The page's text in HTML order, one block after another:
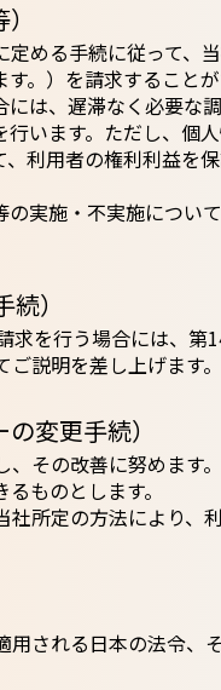
める手続に従って、
。）を請求することが
は、遅滞なく必要な
います。ただし、個
利用者の権利利益を
実施・不実施につい
）
求を行う場合には、
説明を差し上げます。
変更手続）
その改善に努めま
ものとします。
所定の方法により
される日本の法令、